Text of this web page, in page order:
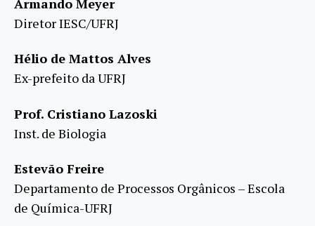
Diretor IESC/UFRJ
Hélio de Mattos Alves
Ex-prefeito da UFRJ
Prof. Cristiano Lazoski
Inst. de Biologia
Estevão Freire
Departamento de Processos Orgânicos – Escola
de Química-UFRJ